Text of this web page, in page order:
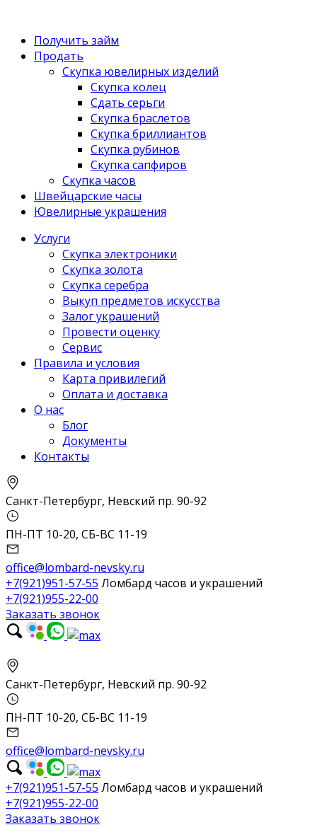
Получить займ
Продать
Скупка ювелирных изделий
Скупка колец
Сдать серьги
Скупка браслетов
Скупка бриллиантов
Скупка рубинов
Скупка сапфиров
Скупка часов
Швейцарские часы
Ювелирные украшения
Услуги
Скупка электроники
Скупка золота
Скупка серебра
Выкуп предметов искусства
Залог украшений
Провести оценку
Сервис
Правила и условия
Карта привилегий
Оплата и доставка
О нас
Блог
Документы
Контакты
Санкт-Петербург, Невский пр. 90-92
ПН-ПТ 10-20, СБ-ВС 11-19
office@lombard-nevsky.ru
+7(921)951-57-55 Ломбард часов и украшений
+7(921)955-22-00
Заказать звонок
Санкт-Петербург, Невский пр. 90-92
ПН-ПТ 10-20, СБ-ВС 11-19
office@lombard-nevsky.ru
+7(921)951-57-55 Ломбард часов и украшений
+7(921)955-22-00
Заказать звонок